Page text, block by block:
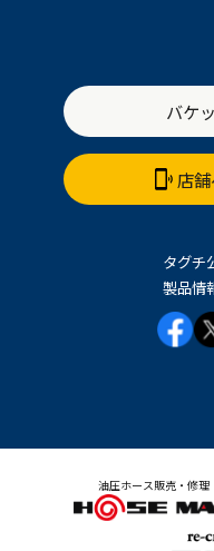
バケ
店
タグチ
製品情
油圧ホース販売・修理